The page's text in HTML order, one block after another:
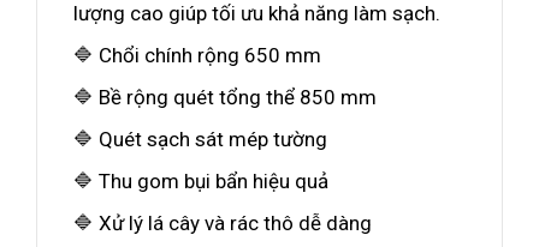
lượng cao giúp tối ưu khả năng làm sạch.
🔷 Chổi chính rộng 650 mm
🔷 Bề rộng quét tổng thể 850 mm
🔷 Quét sạch sát mép tường
🔷 Thu gom bụi bẩn hiệu quả
🔷 Xử lý lá cây và rác thô dễ dàng